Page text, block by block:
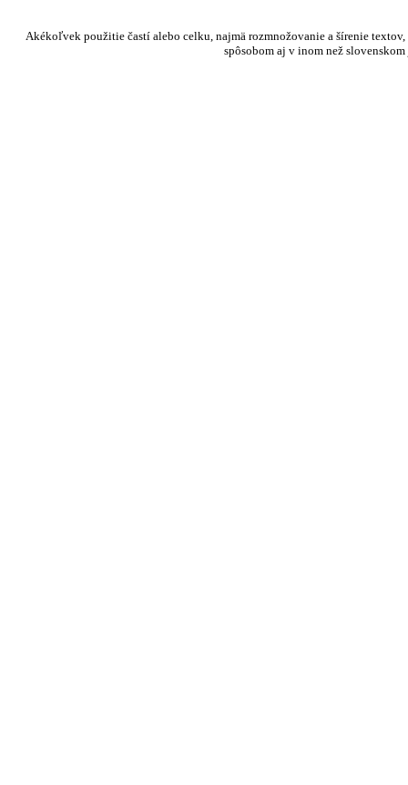
Akékoľvek použitie častí alebo celku, najmä rozmnožovanie a šírenie
spôsobom aj v inom než